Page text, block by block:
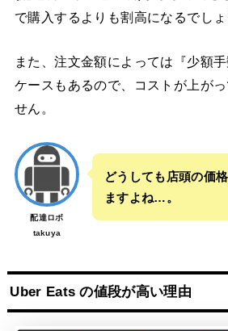
で購入するよりも割高になるでしょ
また、注文金額によっては『少額
ケースもあるので、コストが上が
せん。
配達ロボ
takuya
どうしても店頭の価
ますよね…。
Uber Eats の値段が高い理由